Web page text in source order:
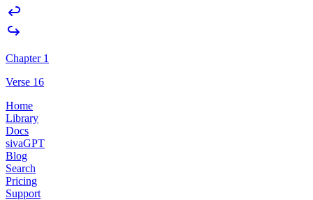
Chapter 1
Verse 16
Home
Library
Docs
sivaGPT
Blog
Search
Pricing
Support